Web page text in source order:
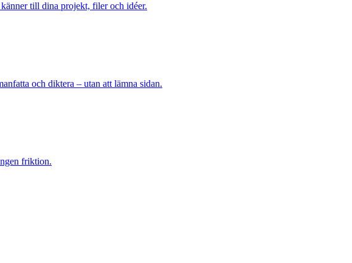
till dina projekt, filer och idéer.
och diktera – utan att lämna sidan.
friktion.